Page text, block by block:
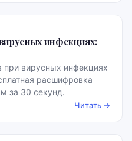
инфекциях:
при вирусных инфекциях
расшифровка
за 30 секунд.
Читать →